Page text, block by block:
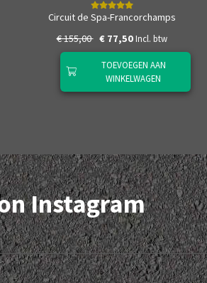
Circuit de Spa-Francorchamps
€ 155,00 € 77,50 Incl. btw
TOEVOEGEN AAN
WINKELWAGEN
Instagram